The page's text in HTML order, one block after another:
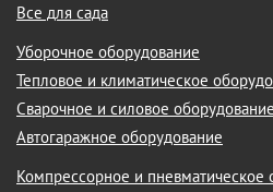
Все для сада
Уборочное оборудование
Тепловое и климатическое
Сварочное и силовое оборудование
Автогаражное оборудование
Компрессорное и пневматическое